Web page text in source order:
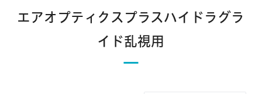
1DAY / 1日 使い捨て
2WEEK / 2週間 使い捨て
ジョンソン&ジョンソ
エアオプティクスプラスハイドラグラ
イド乱視用